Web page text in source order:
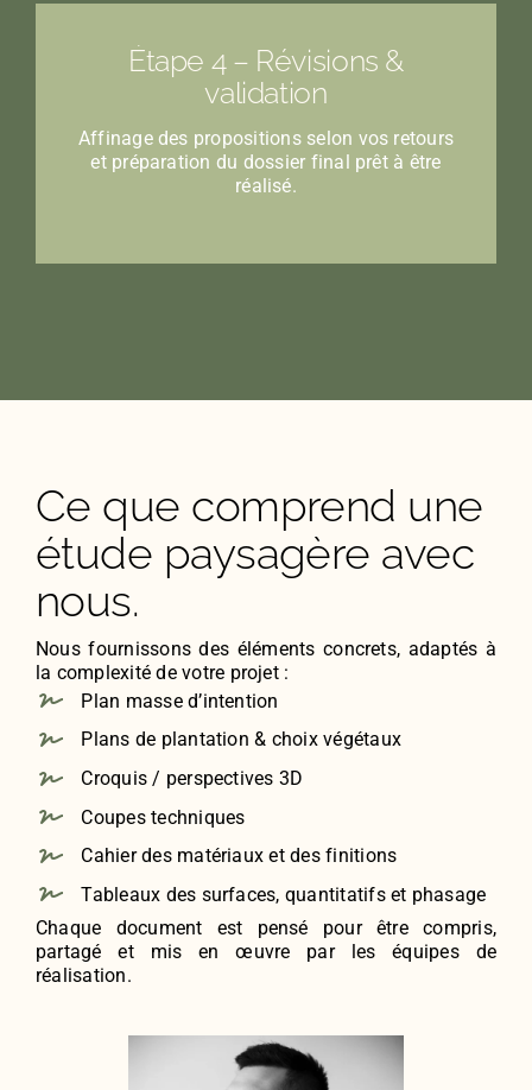
Étape 4 – Révisions &
validation
Affinage des propositions selon vos retours
et préparation du dossier final prêt à être
réalisé.
Ce que comprend une
étude paysagère avec
nous.
Nous fournissons des éléments concrets, adaptés à
la complexité de votre projet :
Plan masse d’intention
Plans de plantation & choix végétaux
Croquis / perspectives 3D
Coupes techniques
Cahier des matériaux et des finitions
Tableaux des surfaces, quantitatifs et phasage
Chaque document est pensé pour être compris,
partagé et mis en œuvre par les équipes de
réalisation.